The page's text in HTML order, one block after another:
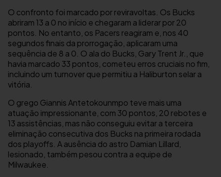
O confronto foi marcado por reviravoltas. Os Bucks
abriram 13 a 0 no início e chegaram a liderar por 20
pontos. No entanto, os Pacers reagiram e, nos 40
segundos finais da prorrogação, aplicaram uma
sequência de 8 a 0. O ala do Bucks, Gary Trent Jr., que
havia marcado 33 pontos, cometeu erros cruciais no fim,
incluindo um turnover que permitiu a Haliburton selar a
vitória.
O grego Giannis Antetokounmpo teve mais uma
atuação impressionante, com 30 pontos, 20 rebotes e
13 assistências, mas não conseguiu evitar a terceira
eliminação consecutiva dos Bucks na primeira rodada
dos playoffs. A ausência do astro Damian Lillard,
lesionado, também pesou contra a equipe de
Milwaukee.